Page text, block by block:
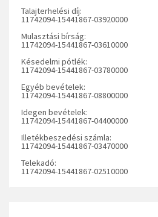
Talajterhelési díj:
11742094-15441867-03920000
Mulasztási bírság:
11742094-15441867-03610000
Késedelmi pótlék:
11742094-15441867-03780000
Egyéb bevételek:
11742094-15441867-08800000
Idegen bevételek:
11742094-15441867-04400000
Illetékbeszedési számla:
11742094-15441867-03470000
Telekadó:
11742094-15441867-02510000